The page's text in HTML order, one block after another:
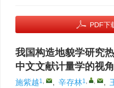
PDF下
我国构造地貌学研究
中文文献计量学的视角
施紫越1, , 辛存林1, , ,